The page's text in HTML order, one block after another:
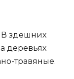
В здешних
деревьях
травяные.